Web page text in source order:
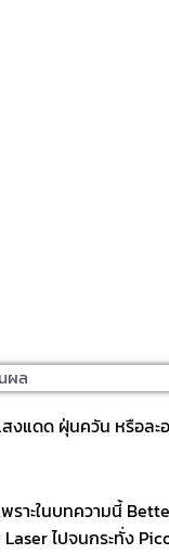
ผล
งแดด ฝุ่นควัน หรือ
ะในบทความนี้
ไปจนกระทั่ง